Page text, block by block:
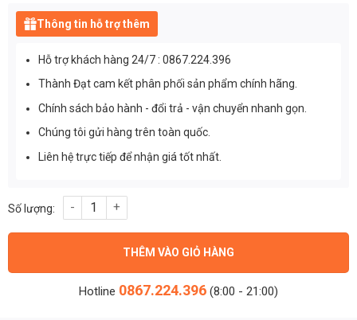
Thông tin hỗ trợ thêm
Hỗ trợ khách hàng 24/7 : 0867.224.396
Thành Đạt cam kết phân phối sản phẩm chính hãng.
Chính sách bảo hành - đổi trả - vận chuyển nhanh gọn.
Chúng tôi gửi hàng trên toàn quốc.
Liên hệ trực tiếp để nhận giá tốt nhất.
Rơ le nhiệt Schneider LRD3361 (55-70A) số lượng
THÊM VÀO GIỎ HÀNG
Hotline 0867.224.396 (8:00 - 21:00)